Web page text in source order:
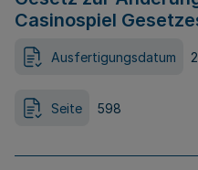
Casinospiel
Ausfertigungsdatum
Seite 598